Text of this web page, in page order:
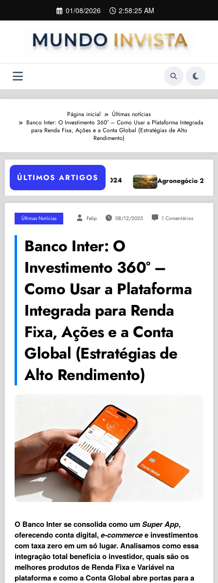
o
01/08/2026 2:58:26 AM
Página inicial
Últimas notícias
Banco Inter: O Investimento 360° – Como Usar a Plataforma Integrada
para Renda Fixa, Ações e a Conta Global (Estratégias de Alto
Rendimento)
ÚLTIMOS ARTIGOS
Agronegócio 2026: 7 Tendências para o Brasil
Últimas Notícias Felip 08/12/2025 1 Comentários
Banco Inter: O
Investimento 360° –
Como Usar a Plataforma
Integrada para Renda
Fixa, Ações e a Conta
Global (Estratégias de
Alto Rendimento)
O Banco Interse consolida como umSuper App,
oferecendo conta digital,e-commercee investimentos
com taxa zero em um só lugar. Analisamos como essa
integração total beneficia o investidor, quais são os
melhores produtos de Renda Fixa e Variável na
plataforma e como a Conta Global abre portas para a